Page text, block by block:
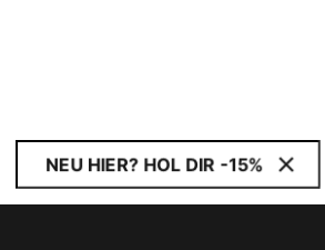
NEU HIER? HOL DIR -15%